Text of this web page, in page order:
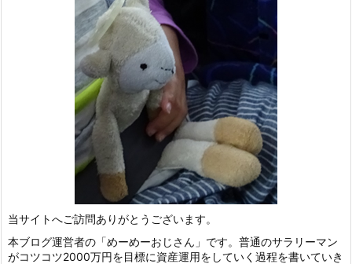
当サイトへご訪問ありがとうございます。
本ブログ運営者の「めーめーおじさん」です。普通のサラリーマン
がコツコツ2000万円を目標に資産運用をしていく過程を書いていき